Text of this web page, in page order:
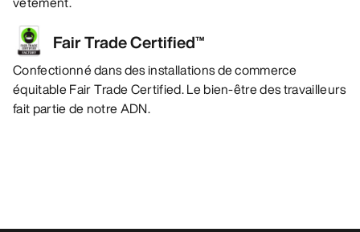
Fair Trade Certified™
Confectionné dans des installations de commerce
équitable Fair Trade Certified. Le bien-être des travailleurs
fait partie de notre ADN.